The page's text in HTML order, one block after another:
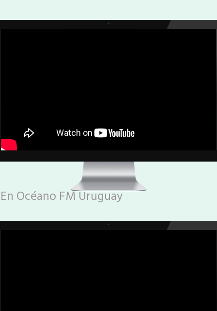
En Océano FM Uruguay